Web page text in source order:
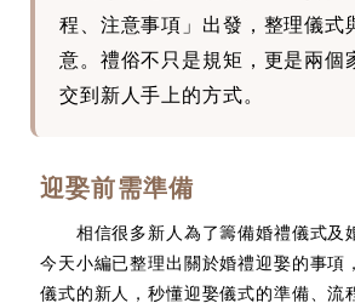
程、注意事項」出發，整理儀式
意。禮俗不只是規矩，更是兩個
交到新人手上的方式。
迎娶前需準備
相信很多新人為了籌備婚禮儀式及
今天小編已整理出關於婚禮迎娶的事項
儀式的新人，秒懂迎娶儀式的準備、流